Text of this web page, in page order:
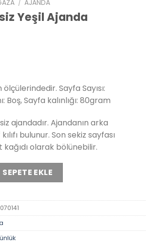
/ AJANDA
Yeşil Ajanda
Sayfa Sayısı:
Boş, Sayfa kalınlığı: 80gram
ajandadır. Ajandanın arka
bulunur. Son sekiz sayfası
kağıdı olarak bölünebilir.
Ajanda adet
SEPETE EKLE